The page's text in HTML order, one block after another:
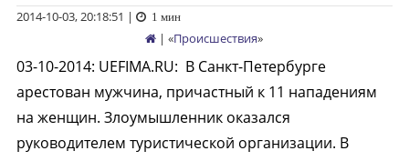
2014-10-03, 20:18:51 | 1 мин
| «Происшествия»
03-10-2014: UEFIMA.RU: В Санкт-Петербурге
арестован мужчина, причастный к 11 нападениям
на женщин. Злоумышленник оказался
руководителем туристической организации. В